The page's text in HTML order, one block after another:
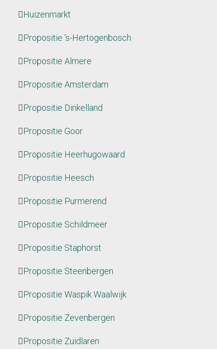
Huizenmarkt
Propositie 's-Hertogenbosch
Propositie Almere
Propositie Amsterdam
Propositie Dinkelland
Propositie Goor
Propositie Heerhugowaard
Propositie Heesch
Propositie Purmerend
Propositie Schildmeer
Propositie Staphorst
Propositie Steenbergen
Propositie Waspik Waalwijk
Propositie Zevenbergen
Propositie Zuidlaren